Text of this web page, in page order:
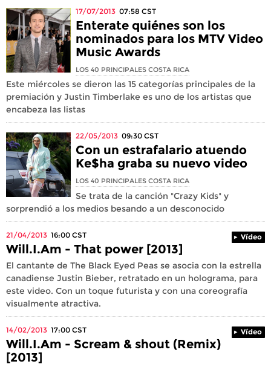
17/07/2013 07:58 CST
Enterate quiénes son los
nominados para los MTV Video
Music Awards
LOS 40 PRINCIPALES COSTA RICA
Este miércoles se dieron las 15 categorías principales de la
premiación y Justin Timberlake es uno de los artistas que
encabeza las listas
22/05/2013 09:30 CST
Con un estrafalario atuendo
Ke$ha graba su nuevo video
LOS 40 PRINCIPALES COSTA RICA
Se trata de la canción "Crazy Kids" y
sorprendió a los medios besando a un desconocido
21/04/2013 16:00 CST Vídeo
Will.I.Am - That power [2013]
El cantante de The Black Eyed Peas se asocia con la estrella
canadiense Justin Bieber, retratado en un holograma, para
este video. Con un toque futurista y con una coreografía
visualmente atractiva.
14/02/2013 17:00 CST Vídeo
Will.I.Am - Scream & shout (Remix)
[2013]